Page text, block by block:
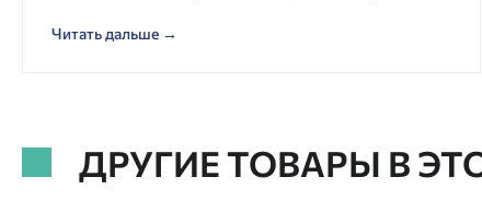
Читать дальше →
ДРУГИЕ ТОВАРЫ В